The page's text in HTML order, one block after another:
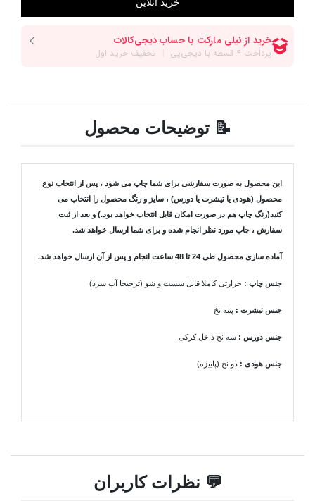
📝 توضیحات محصول
این محصول به صورت سفارشی برای شما چاپ می شود ، پس از انتخاب نوع
محصول (هودی یا تیشرت یا دورس) ، سایز و رنگ محصول را انتخاب می
کنید(رنگ چاپ هم در صورت امکان قابل انتخاب خواهد بود.) و بعد از ثبت
سفارش ، چاپ مورد نظر انجام شده و برای شما ارسال خواهد شد.
آماده سازی محصول طی 24 تا 48 ساعت انجام و پس از آن ارسال خواهد شد.
جنس چاپ : حرارتی کاملا قابل شست و شو (ترجیحا آب سرد)
جنس تیشرت : پنبه نخ
جنس دورس : سه نخ داخل کرکی
جنس هودی : دو نخ (پاییزه)
💬 نظرات کاربران